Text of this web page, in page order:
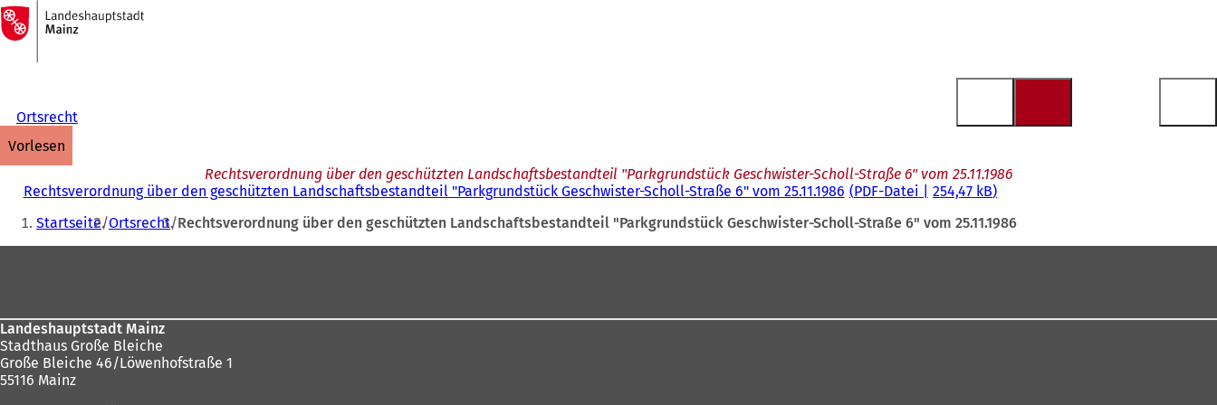
Inhalt anspringen
Zur
Startseite
Ortsrecht
vorlesen
Rechtsverordnung über den geschützten Landschaftsbestandteil "Parkgrundstück Geschwister-Scholl-Straße 6" vom 25.11.1986
Rechtsverordnung über den geschützten Landschaftsbestandteil "Parkgrundstück Geschwister-Scholl-Straße 6" vom 25.11.1986 PDF-Datei 254,47 kB
Sie
befinden
Startseite Ortsrecht Rechtsverordnung über den geschützten Landschaftsbestandteil "Parkgrundstück Geschwister-Scholl-Straße 6" vom 25.11.1986
Landeshauptstadt Mainz
Stadthaus Große Bleiche
Große Bleiche 46/Löwenhofstraße 1
55116 Mainz